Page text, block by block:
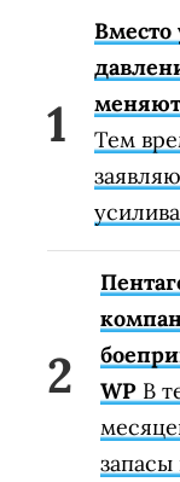
Вместо
Тем
WP В